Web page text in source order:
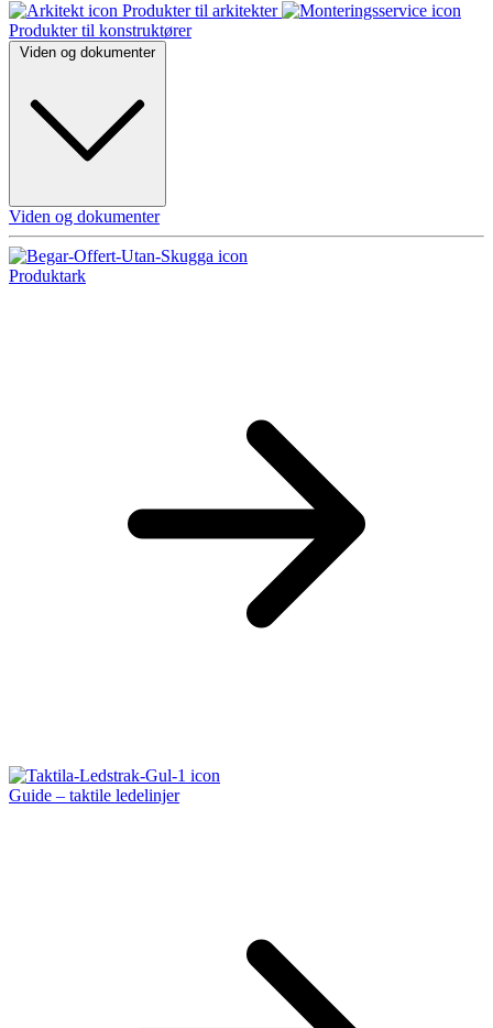
Produkter til arkitekter
Produkter til konstruktører
Viden og dokumenter
Viden og dokumenter
Produktark
Guide – taktile ledelinjer